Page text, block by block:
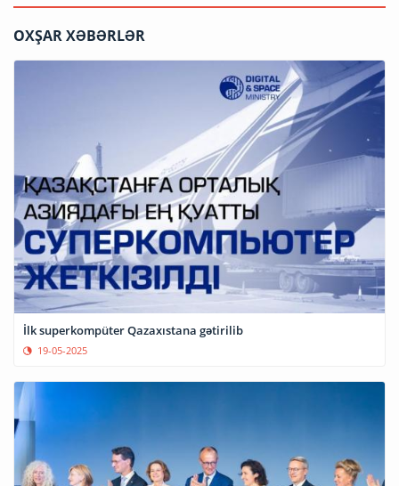
OXŞAR XƏBƏRLƏR
İlk superkompüter Qazaxıstana gətirilib
19-05-2025